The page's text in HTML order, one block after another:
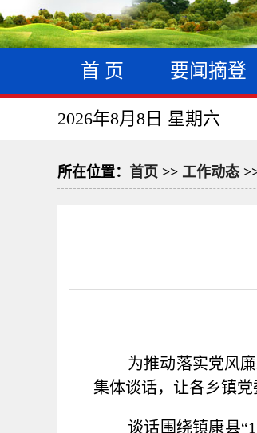
首 页 要闻摘登
2026年8月8日 星期六
所在位置： 首页 >> 工作动态
为推动落实党风
集体谈话，让各乡镇党
谈话围绕镇康县“